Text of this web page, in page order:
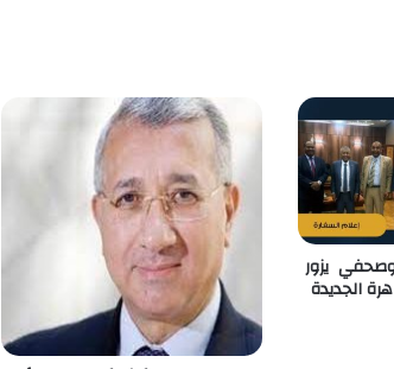
يزور
الجديدة